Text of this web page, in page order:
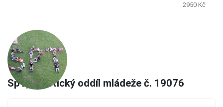
SpT, turistický oddíl mládeže č. 19076
2950 Kč